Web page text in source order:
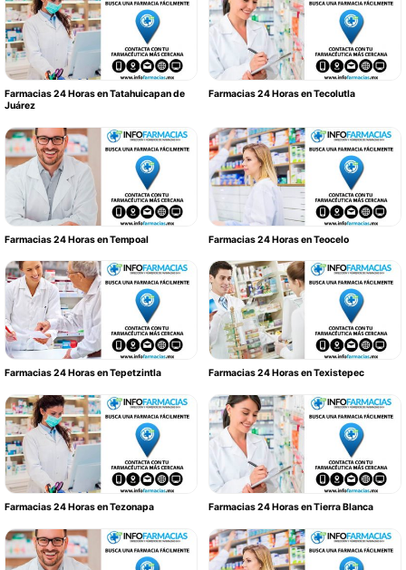
Farmacias 24 Horas en Tatahuicapan de
Juárez
Farmacias 24 Horas en Tecolutla
Farmacias 24 Horas en Tempoal Farmacias 24 Horas en Teocelo
Farmacias 24 Horas en Tepetzintla Farmacias 24 Horas en Texistepec
Farmacias 24 Horas en Tezonapa Farmacias 24 Horas en Tierra Blanca